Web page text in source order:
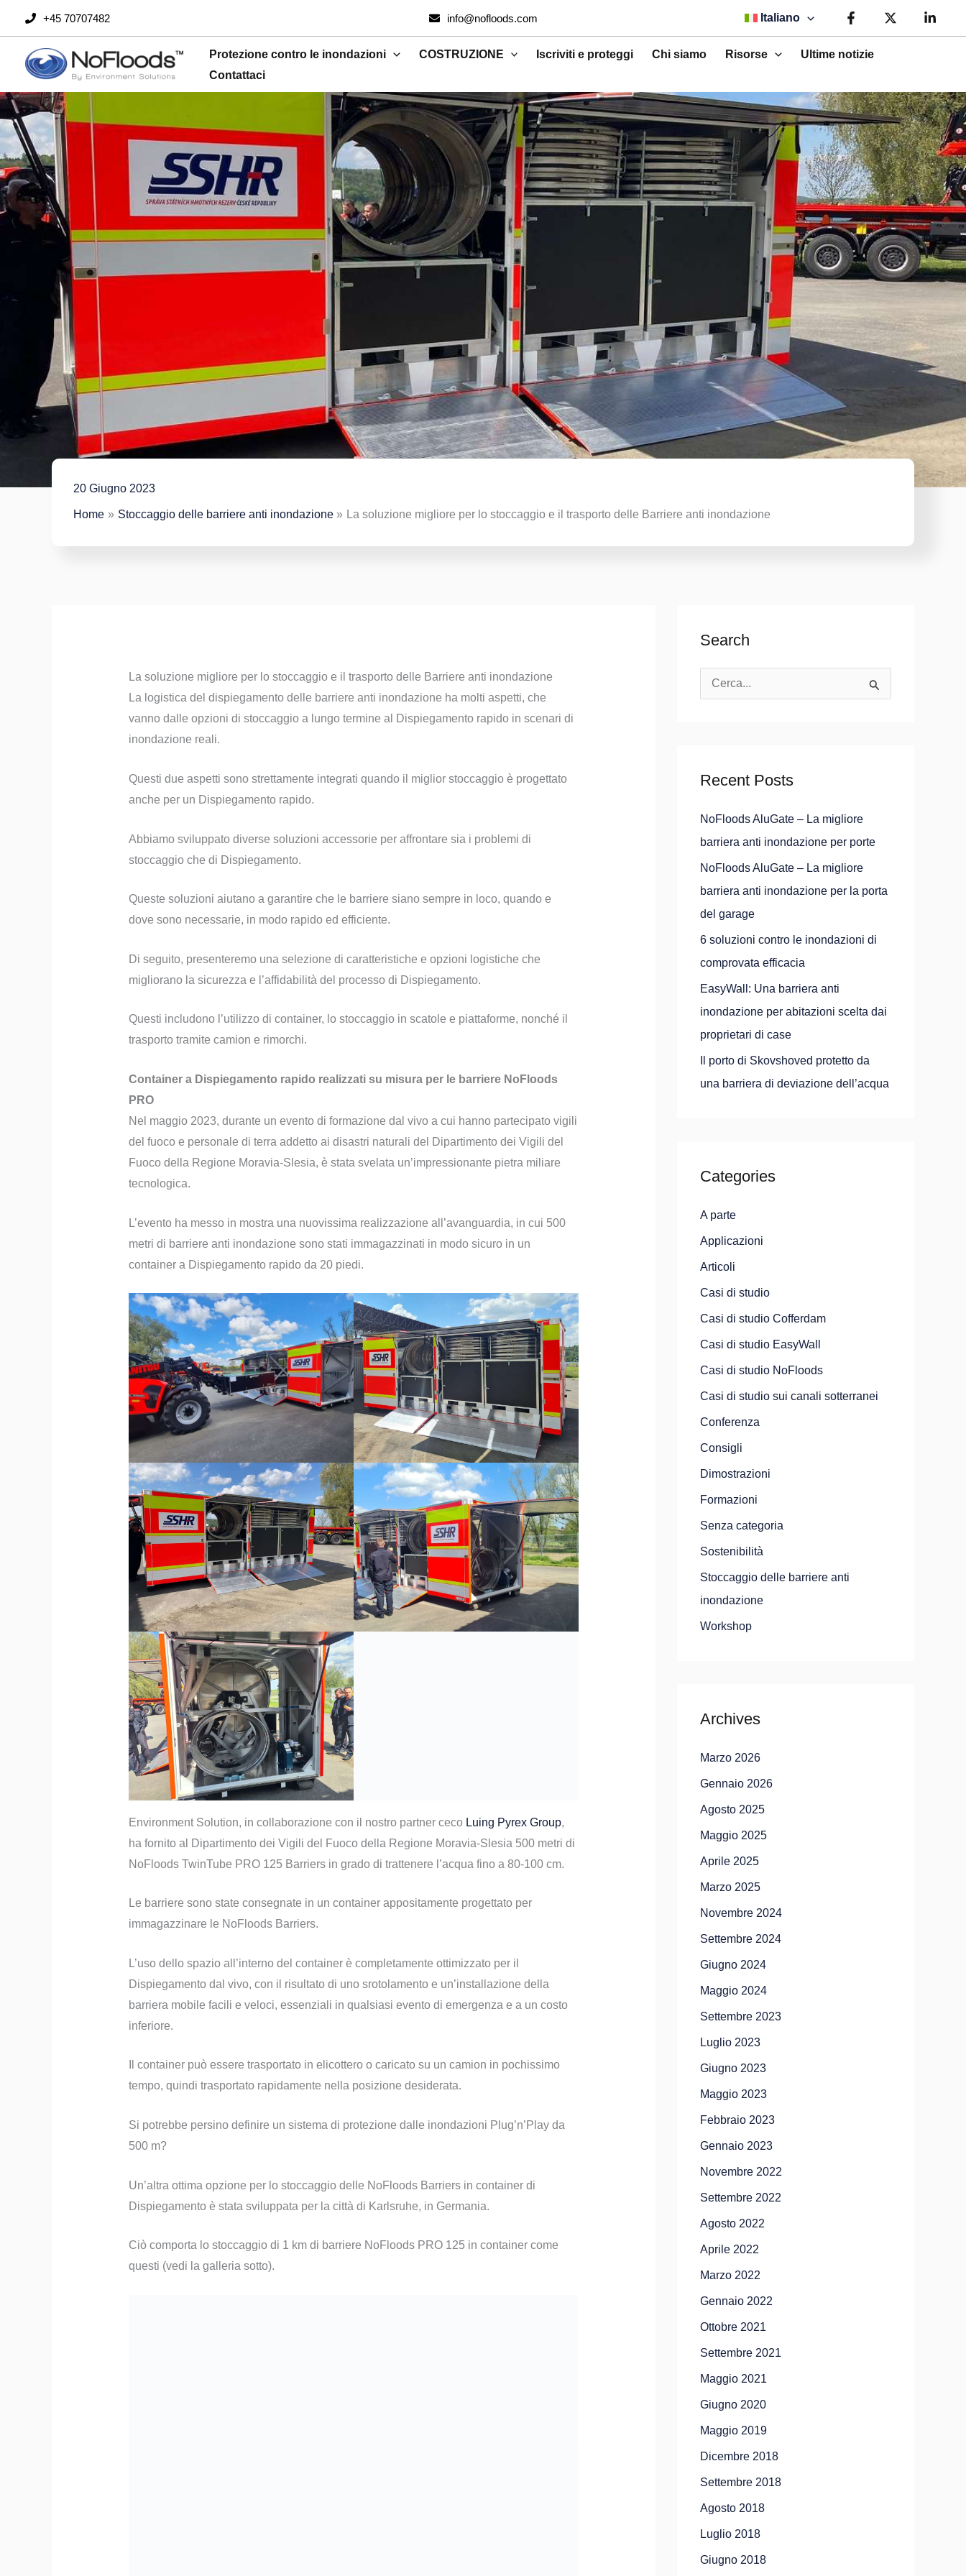
contenuto
+45 70707482 info@nofloods.com Italiano
Protezione contro le inondazioni COSTRUZIONE Iscriviti e proteggi Chi siamo Risorse
Ultime notizie
Contattaci
20 Giugno 2023
Home Stoccaggio delle barriere anti inondazione La soluzione migliore per lo stoccaggio e il trasporto delle Barriere anti inondazione
La soluzione migliore per lo stoccaggio e il trasporto delle Barriere anti inondazione
La logistica del dispiegamento delle barriere anti inondazione ha molti aspetti, che
vanno dalle opzioni di stoccaggio a lungo termine al Dispiegamento rapido in scenari di
inondazione reali.
Questi due aspetti sono strettamente integrati quando il miglior stoccaggio è progettato
anche per un Dispiegamento rapido.
Abbiamo sviluppato diverse soluzioni accessorie per affrontare sia i problemi di
stoccaggio che di Dispiegamento.
Queste soluzioni aiutano a garantire che le barriere siano sempre in loco, quando e
dove sono necessarie, in modo rapido ed efficiente.
Di seguito, presenteremo una selezione di caratteristiche e opzioni logistiche che
migliorano la sicurezza e l’affidabilità del processo di Dispiegamento.
Questi includono l’utilizzo di container, lo stoccaggio in scatole e piattaforme, nonché il
trasporto tramite camion e rimorchi.
Container a Dispiegamento rapido realizzati su misura per le barriere NoFloods
PRO
Nel maggio 2023, durante un evento di formazione dal vivo a cui hanno partecipato vigili
del fuoco e personale di terra addetto ai disastri naturali del Dipartimento dei Vigili del
Fuoco della Regione Moravia-Slesia, è stata svelata un’impressionante pietra miliare
tecnologica.
L’evento ha messo in mostra una nuovissima realizzazione all’avanguardia, in cui 500
metri di barriere anti inondazione sono stati immagazzinati in modo sicuro in un
container a Dispiegamento rapido da 20 piedi.
Environment Solution, in collaborazione con il nostro partner ceco Luing Pyrex Group,
ha fornito al Dipartimento dei Vigili del Fuoco della Regione Moravia-Slesia 500 metri di
NoFloods TwinTube PRO 125 Barriers in grado di trattenere l’acqua fino a 80-100 cm.
Le barriere sono state consegnate in un container appositamente progettato per
immagazzinare le NoFloods Barriers.
L’uso dello spazio all’interno del container è completamente ottimizzato per il
Dispiegamento dal vivo, con il risultato di uno srotolamento e un’installazione della
barriera mobile facili e veloci, essenziali in qualsiasi evento di emergenza e a un costo
inferiore.
Il container può essere trasportato in elicottero o caricato su un camion in pochissimo
tempo, quindi trasportato rapidamente nella posizione desiderata.
Si potrebbe persino definire un sistema di protezione dalle inondazioni Plug’n’Play da
500 m?
Un’altra ottima opzione per lo stoccaggio delle NoFloods Barriers in container di
Dispiegamento è stata sviluppata per la città di Karlsruhe, in Germania.
Ciò comporta lo stoccaggio di 1 km di barriere NoFloods PRO 125 in container come
questi (vedi la galleria sotto).
Search
a
Recent Posts
NoFloods AluGate – La migliore
barriera anti inondazione per porte
NoFloods AluGate – La migliore
barriera anti inondazione per la porta
del garage
6 soluzioni contro le inondazioni di
comprovata efficacia
EasyWall: Una barriera anti
inondazione per abitazioni scelta dai
proprietari di case
Il porto di Skovshoved protetto da
una barriera di deviazione dell’acqua
Categories
A parte
Applicazioni
Articoli
Casi di studio
Casi di studio Cofferdam
Casi di studio EasyWall
Casi di studio NoFloods
Casi di studio sui canali sotterranei
Conferenza
Consigli
Dimostrazioni
Formazioni
Senza categoria
Sostenibilità
Stoccaggio delle barriere anti
inondazione
Workshop
Archives
Marzo 2026
Gennaio 2026
Agosto 2025
Maggio 2025
Aprile 2025
Marzo 2025
Novembre 2024
Settembre 2024
Giugno 2024
Maggio 2024
Settembre 2023
Luglio 2023
Giugno 2023
Maggio 2023
Febbraio 2023
Gennaio 2023
Novembre 2022
Settembre 2022
Agosto 2022
Aprile 2022
Marzo 2022
Gennaio 2022
Ottobre 2021
Settembre 2021
Maggio 2021
Giugno 2020
Maggio 2019
Dicembre 2018
Settembre 2018
Agosto 2018
Luglio 2018
Giugno 2018